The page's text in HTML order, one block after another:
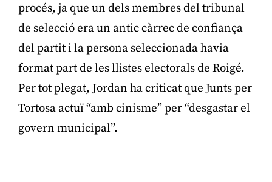
procés, ja que un dels membres del tribunal
de selecció era un antic càrrec de confiança
del partit i la persona seleccionada havia
format part de les llistes electorals de Roigé.
Per tot plegat, Jordan ha criticat que Junts per
Tortosa actuï “amb cinisme” per “desgastar el
govern municipal”.